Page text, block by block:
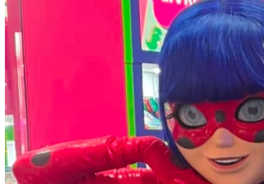
Vasco